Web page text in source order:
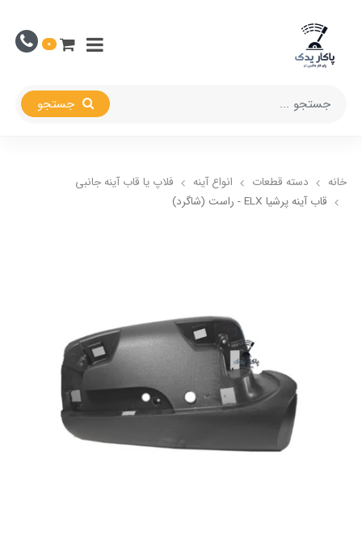
0
خانه دسته قطعات انواع آینه
فلاپ یا قاب آینه جانبی
قاب آینه پرشیا ELX - راست (شاگرد)